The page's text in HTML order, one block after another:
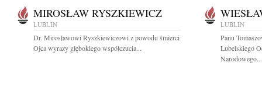
MIROSŁAW RYSZKIEWICZ
LUBLIN
Dr. Mirosławowi Ryszkiewiczowi z powodu śmierci
Ojca wyrazy głębokiego współczucia...
LUBLIN
Panu
Lubelskiego
Narodowego...